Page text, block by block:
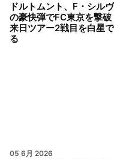
ドルトムント、F・シル
の豪快弾でFC東京を撃
来日ツアー2戦目を白星
る
05 6月 2026